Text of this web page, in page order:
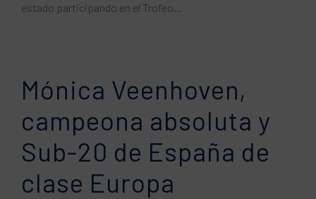
estado participando en el Trofeo...
Mónica Veenhoven,
campeona absoluta y
Sub-20 de España de
clase Europa